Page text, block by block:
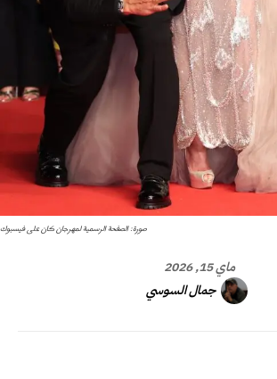
صورة: الصفحة الرسمية لمهرجان كان على فيسبوك
ماي 15, 2026
جمال السوسي